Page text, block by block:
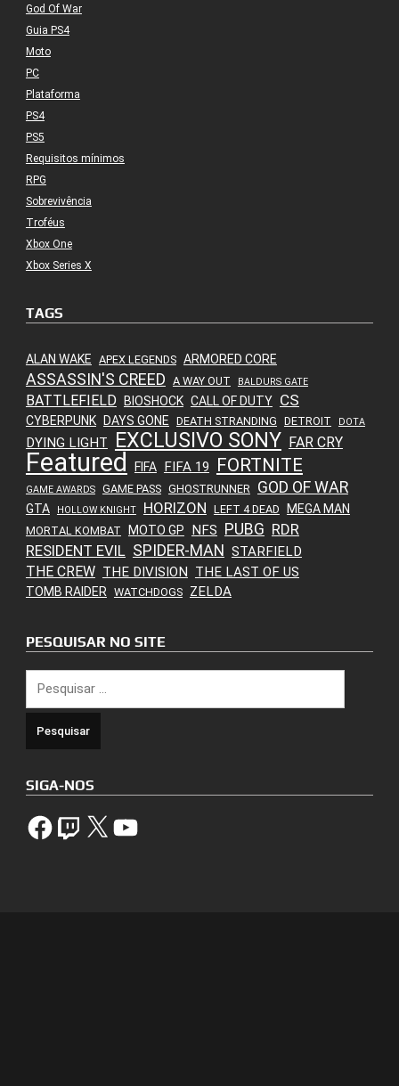
God Of War
Guia PS4
Moto
PC
Plataforma
PS4
PS5
Requisitos mínimos
RPG
Sobrevivência
Troféus
Xbox One
Xbox Series X
TAGS
ALAN WAKE APEX LEGENDS ARMORED CORE
ASSASSIN'S CREED A WAY OUT BALDURS GATE
BATTLEFIELD BIOSHOCK CALL OF DUTY CS
CYBERPUNK DAYS GONE DEATH STRANDING DETROIT DOTA
DYING LIGHT EXCLUSIVO SONY FAR CRY
Featured FIFA FIFA 19 FORTNITE
GAME AWARDS GAME PASS GHOSTRUNNER GOD OF WAR
GTA HOLLOW KNIGHT HORIZON LEFT 4 DEAD MEGA MAN
MORTAL KOMBAT MOTO GP NFS PUBG RDR
RESIDENT EVIL SPIDER-MAN STARFIELD
THE CREW THE DIVISION THE LAST OF US
TOMB RAIDER WATCHDOGS ZELDA
PESQUISAR NO SITE
por:
SIGA-NOS
FacebookTwitch X YouTube